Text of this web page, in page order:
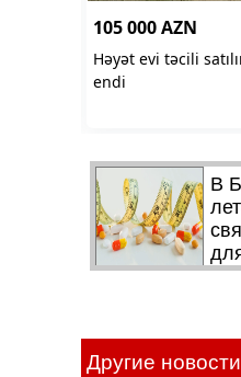
Другие новости